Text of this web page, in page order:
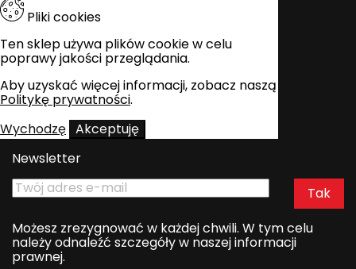
Pliki cookies
Ten sklep używa plików cookie w celu
poprawy jakości przeglądania.
Aby uzyskać więcej informacji, zobacz naszą
Politykę prywatności.
Wychodzę Akceptuję
Newsletter
Możesz zrezygnować w każdej chwili. W tym celu
należy odnaleźć szczegóły w naszej informacji
prawnej.